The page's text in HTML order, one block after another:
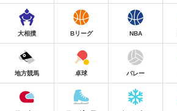
大相撲 Bリーグ NBA
地方競馬 卓球 バレー